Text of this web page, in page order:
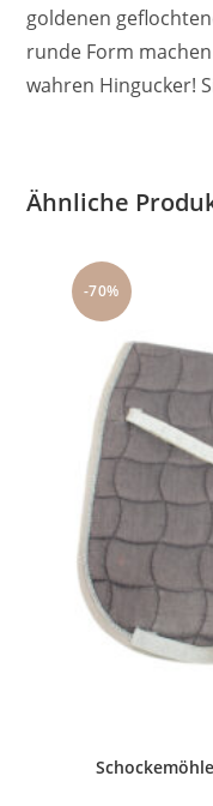
goldenen
runde Form
wahren Hingucker!
Ähnliche
-70%